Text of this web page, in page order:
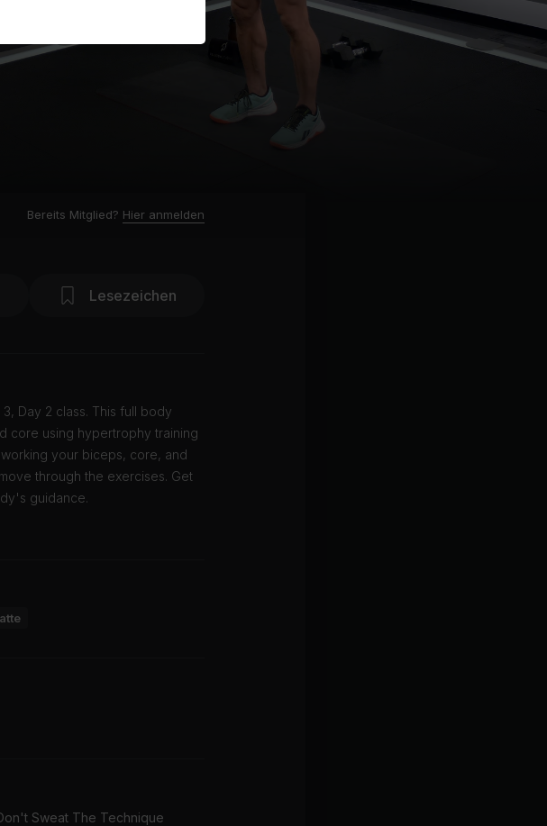
Bereits Mitglied? Hier anmelden
Lesezeichen
Day 2 class. This full body
core using hypertrophy training
your biceps, core, and
through the exercises. Get
guidance.
Sweat The Technique